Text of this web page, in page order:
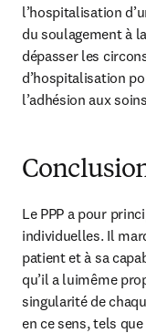
l’hospitalisation
du soulagement à
dépasser les
d’hospitalisation
l’adhésion aux
Le PPP a pour
individuelles. Il
patient et à sa
qu’il a luimême
singularité de
en ce sens, tels